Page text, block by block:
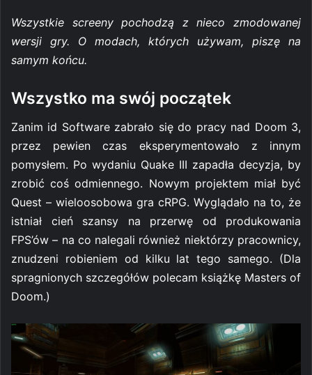
Wszystkie screeny pochodzą z nieco zmodowanej
wersji gry. O modach, których używam, piszę na
samym końcu.
Wszystko ma swój początek
Zanim id Software zabrało się do pracy nad Doom 3,
przez pewien czas eksperymentowało z innym
pomysłem. Po wydaniu Quake III zapadła decyzja, by
zrobić coś odmiennego. Nowym projektem miał być
Quest – wieloosobowa gra cRPG. Wyglądało na to, że
istniał cień szansy na przerwę od produkowania
FPS’ów – na co nalegali również niektórzy pracownicy,
znudzeni robieniem od kilku lat tego samego. (Dla
spragnionych szczegółów polecam książkę Masters of
Doom.)